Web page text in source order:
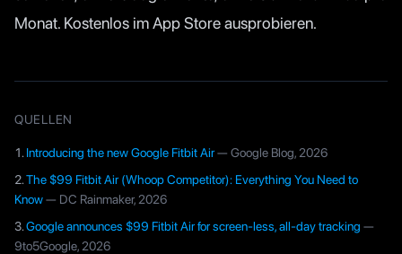
Monat. Kostenlos im App Store ausprobieren.
QUELLEN
Introducing the new Google Fitbit Air— Google Blog, 2026
The $99 Fitbit Air (Whoop Competitor): Everything You Need to
Know— DC Rainmaker, 2026
Google announces $99 Fitbit Air for screen-less, all-day tracking —
9to5Google, 2026